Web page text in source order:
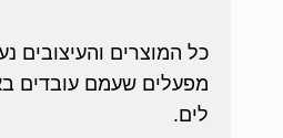
כל המוצרים והעיצובים
מפעלים שעמם עובדים
לים.